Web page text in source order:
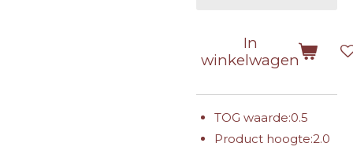
In
winkelwagen
TOG waarde:0.5
Product hoogte:2.0